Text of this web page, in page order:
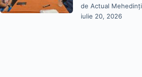
de Actual Mehedinți
iulie 20, 2026